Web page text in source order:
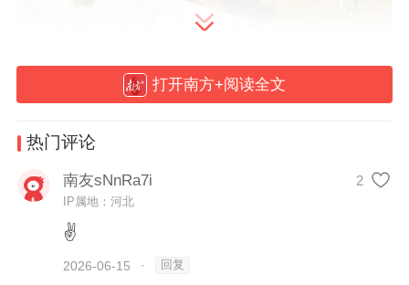
秦岭金丝猴佛坪救护繁育研究基地 南方+ 周妤洁 拍摄
佛坪县内有两个国家级自然保护区，面积占
到了全县的三分之一。为给大熊猫让路，当
地政府与村民实施生态移民，搬出核心分布
区，放弃传统“靠山吃山”模式。
打开南方+阅读全文
热门评论
南友sNnRa7i 2
IP属地：河北
✌
2026-06-15 · 回复